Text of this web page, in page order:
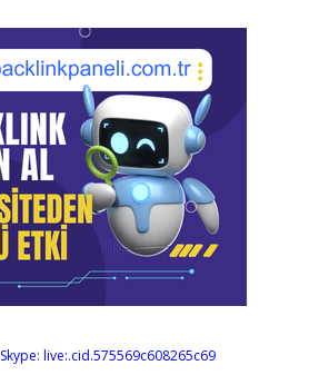
Skype: live:.cid.575569c608265c69